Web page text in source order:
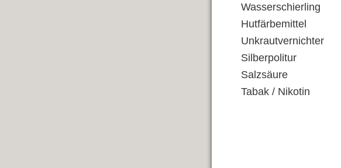
Wasserschierling
Hutfärbemittel
Unkrautvernichter
Silberpolitur
Salzsäure
Tabak / Nikotin